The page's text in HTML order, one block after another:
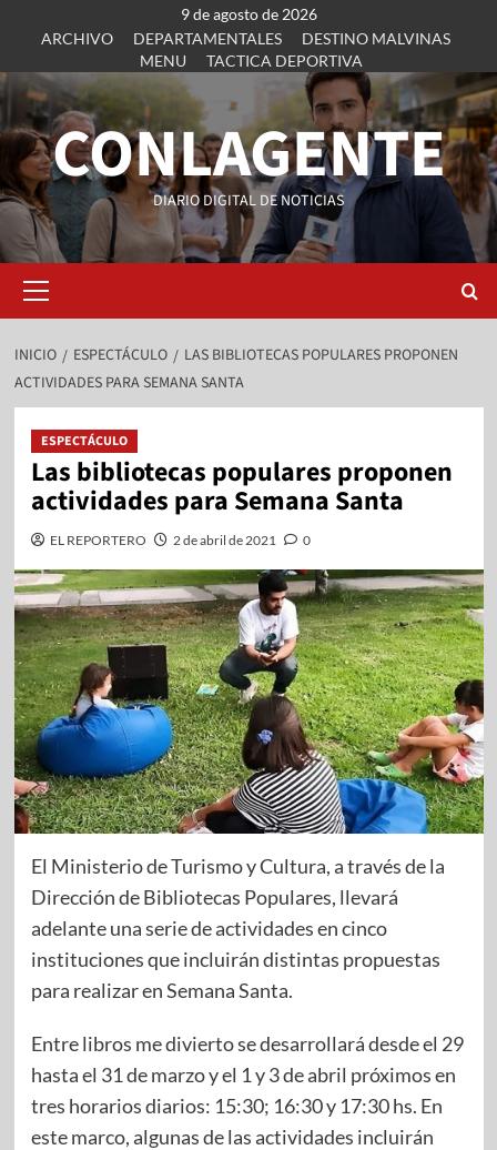
9 de agosto de 2026
ARCHIVO
DEPARTAMENTALES
DESTINO MALVINAS
MENU
TACTICA DEPORTIVA
CONLAGENTE
DIARIO DIGITAL DE NOTICIAS
INICIO ESPECTÁCULO
LAS BIBLIOTECAS POPULARES PROPONEN
ACTIVIDADES PARA SEMANA SANTA
ESPECTÁCULO
Las bibliotecas populares proponen
actividades para Semana Santa
EL REPORTERO 2 de abril de 2021 0
El Ministerio de Turismo y Cultura, a través de la
Dirección de Bibliotecas Populares, llevará
adelante una serie de actividades en cinco
instituciones que incluirán distintas propuestas
para realizar en Semana Santa.
Entre libros me divierto se desarrollará desde el 29
hasta el 31 de marzo y el 1 y 3 de abril próximos en
tres horarios diarios: 15:30; 16:30 y 17:30 hs. En
este marco, algunas de las actividades incluirán